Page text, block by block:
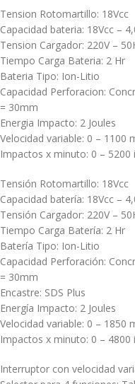
Tension Rotomartillo: 18Vcc
Capacidad bateria: 18Vcc –
Tension Cargador: 220V –
Tiempo Carga Bateria: 2 Hr
Bateria Tipo: Ion-Litio
Capacidad Perforacion:
= 30mm
Energia Impacto: 2 Joules
Velocidad variable: 0 – 1100
Impactos x minuto: 0 – 5200
Tensión Rotomartillo: 18Vcc
Capacidad batería: 18Vcc –
Tensión Cargador: 220V –
Tiempo Carga Batería: 2 Hr
Batería Tipo: Ion-Litio
Capacidad Perforación:
= 30mm
Encastre: SDS Plus
Energía Impacto: 2 Joules
Velocidad variable: 0 – 1850
Impactos x minuto: 0 – 4800
Interruptor con velocidad